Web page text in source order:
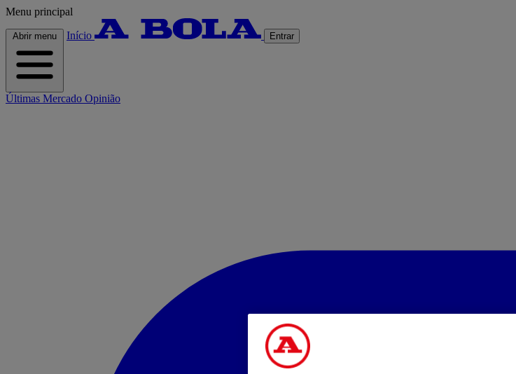
Menu principal
Abrir menu Início Entrar
Últimas Mercado Opinião